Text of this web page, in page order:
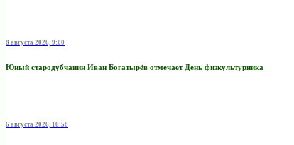
8 августа 2026, 9:00
Юный стародубчанин Иван Богатырёв отмечает День физкультурника
6 августа 2026, 10:58